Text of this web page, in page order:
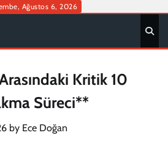
Ağustos 6, 2026
Kritik 10
Süreci**
by Ece Doğan